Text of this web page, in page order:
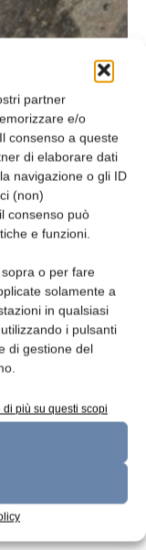
partner
e/o
consenso a queste
di elaborare dati
navigazione o gli ID
(non)
consenso può
e funzioni.
o per fare
solamente a
in qualsiasi
i pulsanti
di gestione del
di più su questi scopi
sociale di